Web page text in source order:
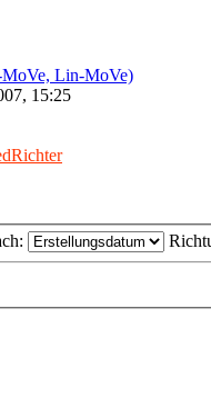
Lin-MoVe)
15:25